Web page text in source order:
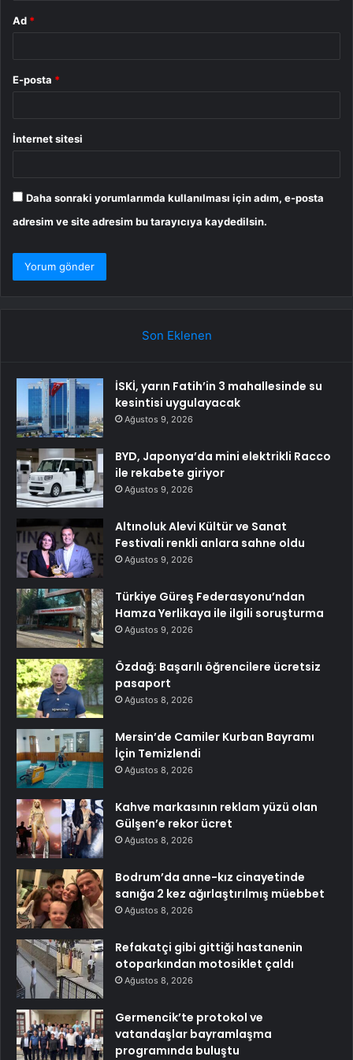
Ad *
E-posta *
İnternet sitesi
Daha sonraki yorumlarımda kullanılması için adım, e-posta
adresim ve site adresim bu tarayıcıya kaydedilsin.
Son Eklenen
İSKİ, yarın Fatih’in 3 mahallesinde su
kesintisi uygulayacak
Ağustos 9, 2026
BYD, Japonya’da mini elektrikli Racco
ile rekabete giriyor
Ağustos 9, 2026
Altınoluk Alevi Kültür ve Sanat
Festivali renkli anlara sahne oldu
Ağustos 9, 2026
Türkiye Güreş Federasyonu’ndan
Hamza Yerlikaya ile ilgili soruşturma
Ağustos 9, 2026
Özdağ: Başarılı öğrencilere ücretsiz
pasaport
Ağustos 8, 2026
Mersin’de Camiler Kurban Bayramı
İçin Temizlendi
Ağustos 8, 2026
Kahve markasının reklam yüzü olan
Gülşen’e rekor ücret
Ağustos 8, 2026
Bodrum’da anne-kız cinayetinde
sanığa 2 kez ağırlaştırılmış müebbet
Ağustos 8, 2026
Refakatçi gibi gittiği hastanenin
otoparkından motosiklet çaldı
Ağustos 8, 2026
Germencik’te protokol ve
vatandaşlar bayramlaşma
programında buluştu